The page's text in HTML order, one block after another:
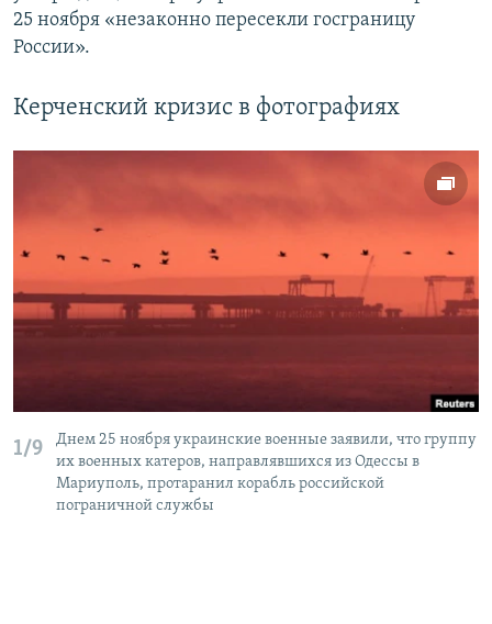
25 ноября «незаконно пересекли госграницу
России».
Керченский кризис в фотографиях
1/9
Днем 25 ноября украинские военные заявили, что группу
их военных катеров, направлявшихся из Одессы в
Мариуполь, протаранил корабль российской
пограничной службы